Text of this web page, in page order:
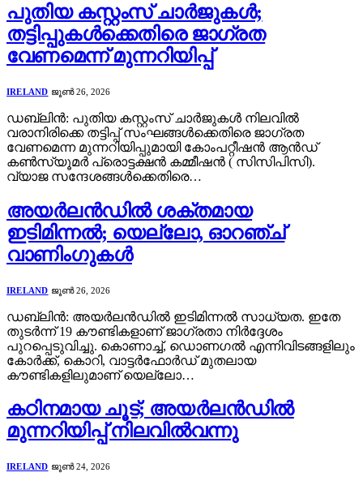
പുതിയ കസ്റ്റംസ് ചാർജുകൾ;
തട്ടിപ്പുകൾക്കെതിരെ ജാഗ്രത
വേണമെന്ന് മുന്നറിയിപ്പ്
IRELAND ജൂൺ 26, 2026
ഡബ്ലിൻ: പുതിയ കസ്റ്റംസ് ചാർജുകൾ നിലവിൽ
വരാനിരിക്കെ തട്ടിപ്പ് സംഘങ്ങൾക്കെതിരെ ജാഗ്രത
വേണമെന്ന മുന്നറിയിപ്പുമായി കോംപറ്റീഷൻ ആൻഡ്
കൺസ്യൂമർ പ്രൊട്ടക്ഷൻ കമ്മീഷൻ ( സിസിപിസി).
വ്യാജ സന്ദേശങ്ങൾക്കെതിരെ…
അയർലൻഡിൽ ശക്തമായ
ഇടിമിന്നൽ; യെല്ലോ, ഓറഞ്ച്
വാണിംഗുകൾ
IRELAND ജൂൺ 26, 2026
ഡബ്ലിൻ: അയർലൻഡിൽ ഇടിമിന്നൽ സാധ്യത. ഇതേ
തുടർന്ന് 19 കൗണ്ടികളാണ് ജാഗ്രതാ നിർദ്ദേശം
പുറപ്പെടുവിച്ചു. കൊണാച്ച്, ഡൊണഗൽ എന്നിവിടങ്ങളിലും
കോർക്ക്, കൊറി, വാട്ടർഫോർഡ് മുതലായ
കൗണ്ടികളിലുമാണ് യെല്ലോ…
കഠിനമായ ചൂട്; അയർലൻഡിൽ
മുന്നറിയിപ്പ് നിലവിൽവന്നു
IRELAND ജൂൺ 24, 2026